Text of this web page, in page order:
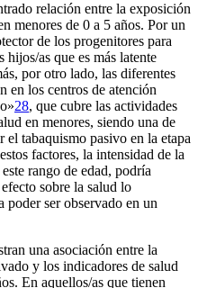
relación entre la exposición
menores de 0 a 5 años. Por un
de los progenitores para
as que es más latente
por otro lado, las diferentes
en los centros de atención
28, que cubre las actividades
en menores, siendo una de
tabaquismo pasivo en la etapa
factores, la intensidad de la
rango de edad, podría
sobre la salud lo
poder ser observado en un
una asociación entre la
y los indicadores de salud
En aquellos/as que tienen